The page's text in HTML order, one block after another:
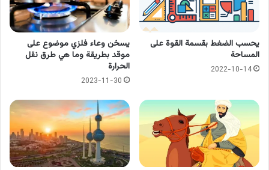
يحسب الضغط بقسمة القوة على
المساحة
2022-10-14
يسخن وعاء فلزي موضوع على
موقد بطريقة وما هي طرق نقل
الحرارة
2023-11-30